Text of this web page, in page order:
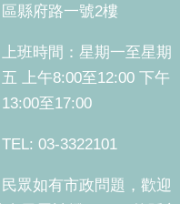
區縣府路一號2樓
上班時間：星期一至星期
五 上午8:00至12:00 下午
13:00至17:00
TEL: 03-3322101
民眾如有市政問題，歡迎